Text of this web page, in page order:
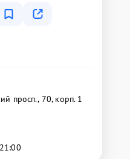
просп., 70, корп. 1